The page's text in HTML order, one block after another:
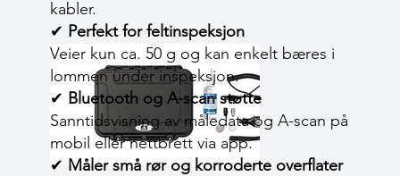
kabler.
✔ Perfekt for feltinspeksjon
Veier kun ca. 50 g og kan enkelt bæres i
lommen under inspeksjon.
✔ Bluetooth og A-scan støtte
Sanntidsvisning av måledata og A-scan på
mobil eller nettbrett via app.
✔ Måler små rør og korroderte overflater